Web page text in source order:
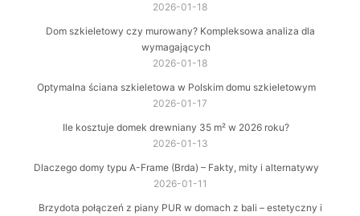
2026-01-18
Dom szkieletowy czy murowany? Kompleksowa analiza dla
wymagających
2026-01-18
Optymalna ściana szkieletowa w Polskim domu szkieletowym
2026-01-17
Ile kosztuje domek drewniany 35 m² w 2026 roku?
2026-01-13
Dlaczego domy typu A-Frame (Brda) – Fakty, mity i alternatywy
2026-01-11
Brzydota połączeń z piany PUR w domach z bali – estetyczny i